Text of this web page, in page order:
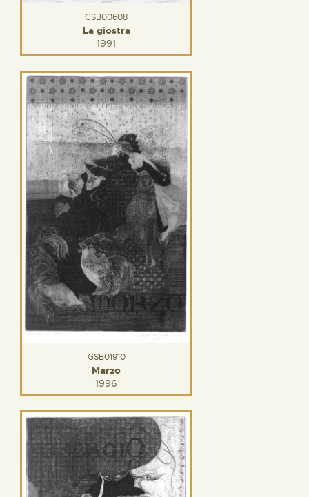
GSB00608
La giostra
1991
GSB01910
Marzo
1996